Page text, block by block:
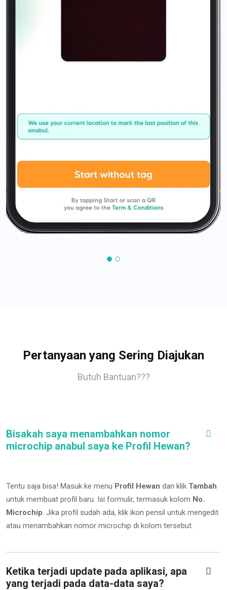
Pertanyaan yang Sering Diajukan
Butuh Bantuan???
Bisakah saya menambahkan nomor
microchip anabul saya ke Profil Hewan?
Tentu saja bisa! Masuk ke menu Profil Hewan dan klik Tambah
untuk membuat profil baru. Isi formulir, termasuk kolom No.
Microchip. Jika profil sudah ada, klik ikon pensil untuk mengedit
atau menambahkan nomor microchip di kolom tersebut.
Ketika terjadi update pada aplikasi, apa
yang terjadi pada data-data saya?